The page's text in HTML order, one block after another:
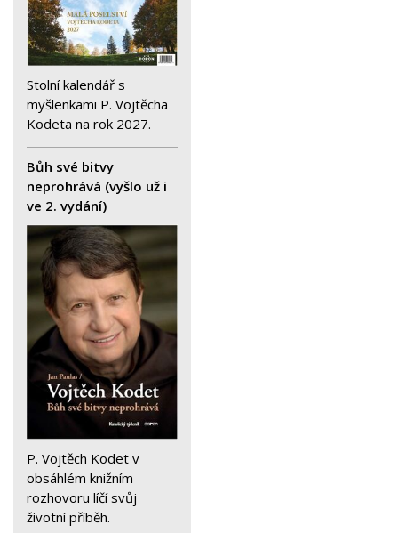
Stolní kalendář s
myšlenkami P. Vojtěcha
Kodeta na rok 2027.
Bůh své bitvy
neprohrává (vyšlo už i
ve 2. vydání)
P. Vojtěch Kodet v
obsáhlém knižním
rozhovoru líčí svůj
životní příběh.